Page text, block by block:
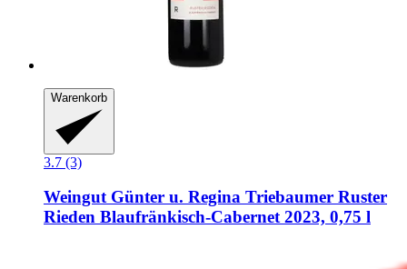
Warenkorb
3.7 (3)
Weingut Günter u. Regina Triebaumer Ruster
Rieden Blaufränkisch-​Cabernet 2023, 0,75 l